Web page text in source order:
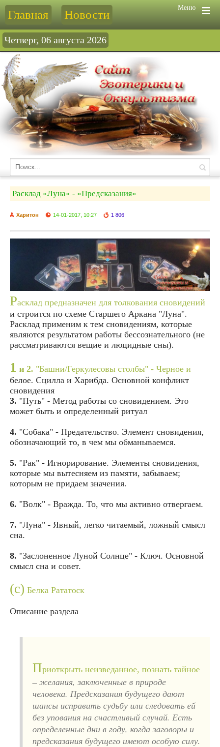
Меню
Главная Новости
Четверг, 06 августа 2026
Расклад «Луна» - «Предсказания»
Харитон 14-01-2017, 10:27 1 806
Расклад предназначен для толкования сновидений
и строится по схеме Старшего Аркана "Луна".
Расклад применим к тем сновидениям, которые
являются результатом работы бессознательного (не
рассматриваются вещие и люцидные сны).
1 и 2. "Башни/Геркулесовы столбы" - Черное и
белое. Сцилла и Харибда. Основной конфликт
сновидения
3. "Путь" - Метод работы со сновидением. Это
может быть и определенный ритуал
4. "Собака" - Предательство. Элемент сновидения,
обозначающий то, в чем мы обманываемся.
5. "Рак" - Игнорирование. Элементы сновидения,
которые мы вытесняем из памяти, забываем;
которым не придаем значения.
6. "Волк" - Вражда. То, что мы активно отвергаем.
7. "Луна" - Явный, легко читаемый, ложный смысл
сна.
8. "Заслоненное Луной Солнце" - Ключ. Основной
смысл сна и совет.
(с) Белка Рататоск
Описание раздела
Приоткрыть неизведанное, познать тайное
– желания, заключенные в природе
человека. Предсказания будущего дают
шансы исправить судьбу или следовать ей
без упования на счастливый случай. Есть
определенные дни в году, когда заговоры и
предсказания будущего имеют особую силу.